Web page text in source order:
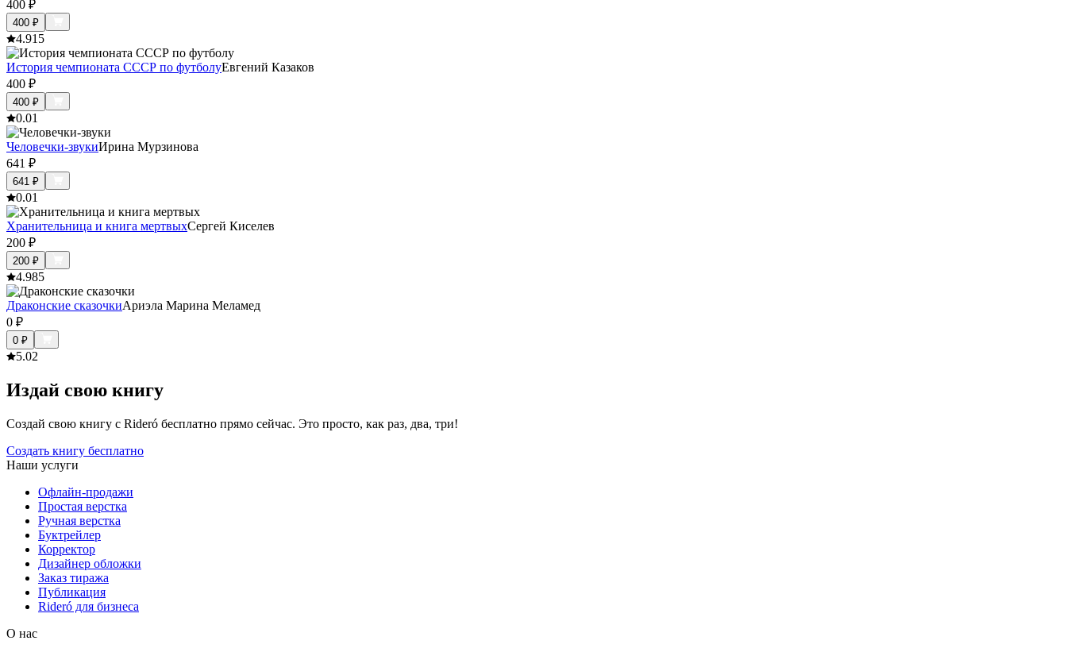
400 ₽
400 ₽
4.915
История чемпионата СССР по футболуЕвгений Казаков
400 ₽
400 ₽
0.01
Человечки-звукиИрина Мурзинова
641 ₽
641 ₽
0.01
Хранительница и книга мертвыхСергей Киселев
200 ₽
200 ₽
4.985
Драконские сказочкиАриэла Марина Меламед
0 ₽
0 ₽
5.02
Издай свою книгу
Создай свою книгу с Rideró бесплатно прямо сейчас. Это просто, как раз, два, три!
Создать книгу бесплатно
Наши услуги
Офлайн-продажи
Простая верстка
Ручная верстка
Буктрейлер
Корректор
Дизайнер обложки
Заказ тиража
Публикация
Rideró для бизнеса
О нас